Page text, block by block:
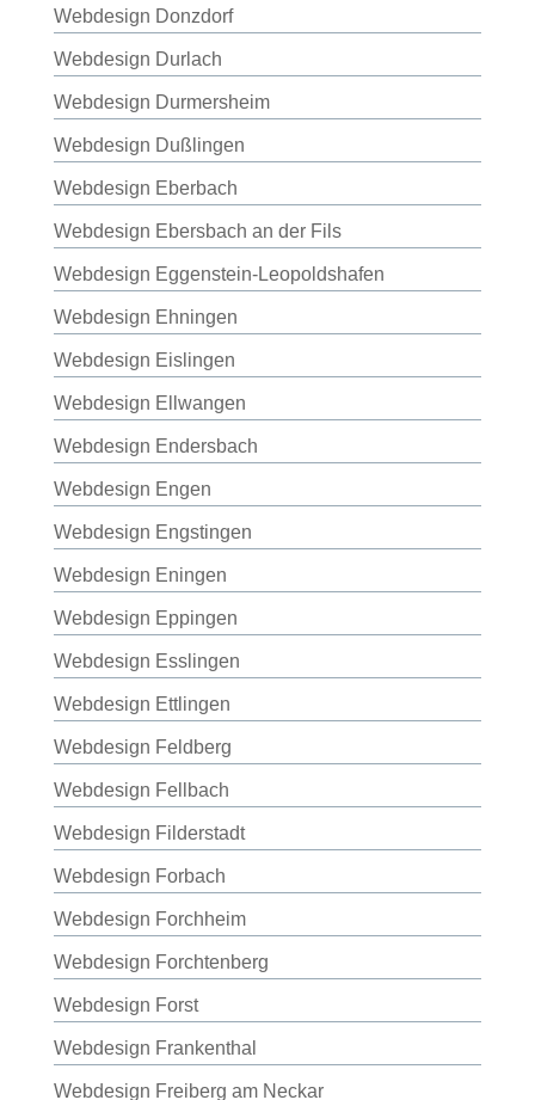
Webdesign Donzdorf
Webdesign Durlach
Webdesign Durmersheim
Webdesign Dußlingen
Webdesign Eberbach
Webdesign Ebersbach an der Fils
Webdesign Eggenstein-Leopoldshafen
Webdesign Ehningen
Webdesign Eislingen
Webdesign Ellwangen
Webdesign Endersbach
Webdesign Engen
Webdesign Engstingen
Webdesign Eningen
Webdesign Eppingen
Webdesign Esslingen
Webdesign Ettlingen
Webdesign Feldberg
Webdesign Fellbach
Webdesign Filderstadt
Webdesign Forbach
Webdesign Forchheim
Webdesign Forchtenberg
Webdesign Forst
Webdesign Frankenthal
Webdesign Freiberg am Neckar